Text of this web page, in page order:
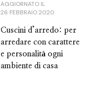
AGGIORNATO IL
26 FEBBRAIO 2020
Cuscini d’arredo: per
arredare con carattere
e personalità ogni
ambiente di casa